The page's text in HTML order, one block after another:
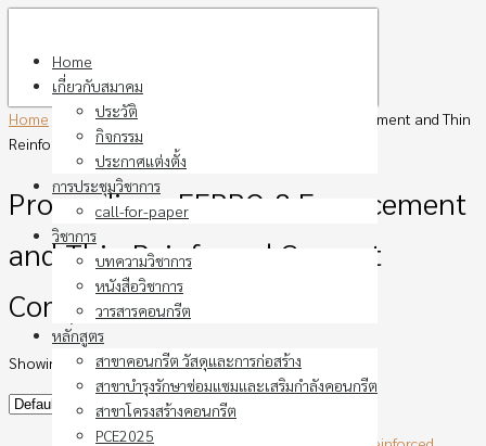
contentHome
เกี่ยวกับสมาคม
ประวัติ
กิจกรรม
ประกาศแต่งตั้ง
การประชุมวิชาการ
call-for-paper
วิชาการ
บทความวิชาการ
หนังสือวิชาการ
วารสารคอนกรีต
หลักสูตร
สาขาคอนกรีต วัสดุและการก่อสร้าง
สาขาบำรุงรักษาซ่อมแซมและเสริมกำลังคอนกรีต
สาขาโครงสร้างคอนกรีต
PCE2025
Home
Products tagged “Proceeding : FERRO-8 Ferrocement and Thin
Reinforced Cement Composites”
Proceeding : FERRO-8 Ferrocement
and Thin Reinforced Cement
Composites
Showing the single result